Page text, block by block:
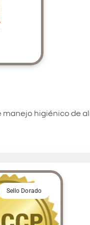
manejo higiénico de
Sello Dorado